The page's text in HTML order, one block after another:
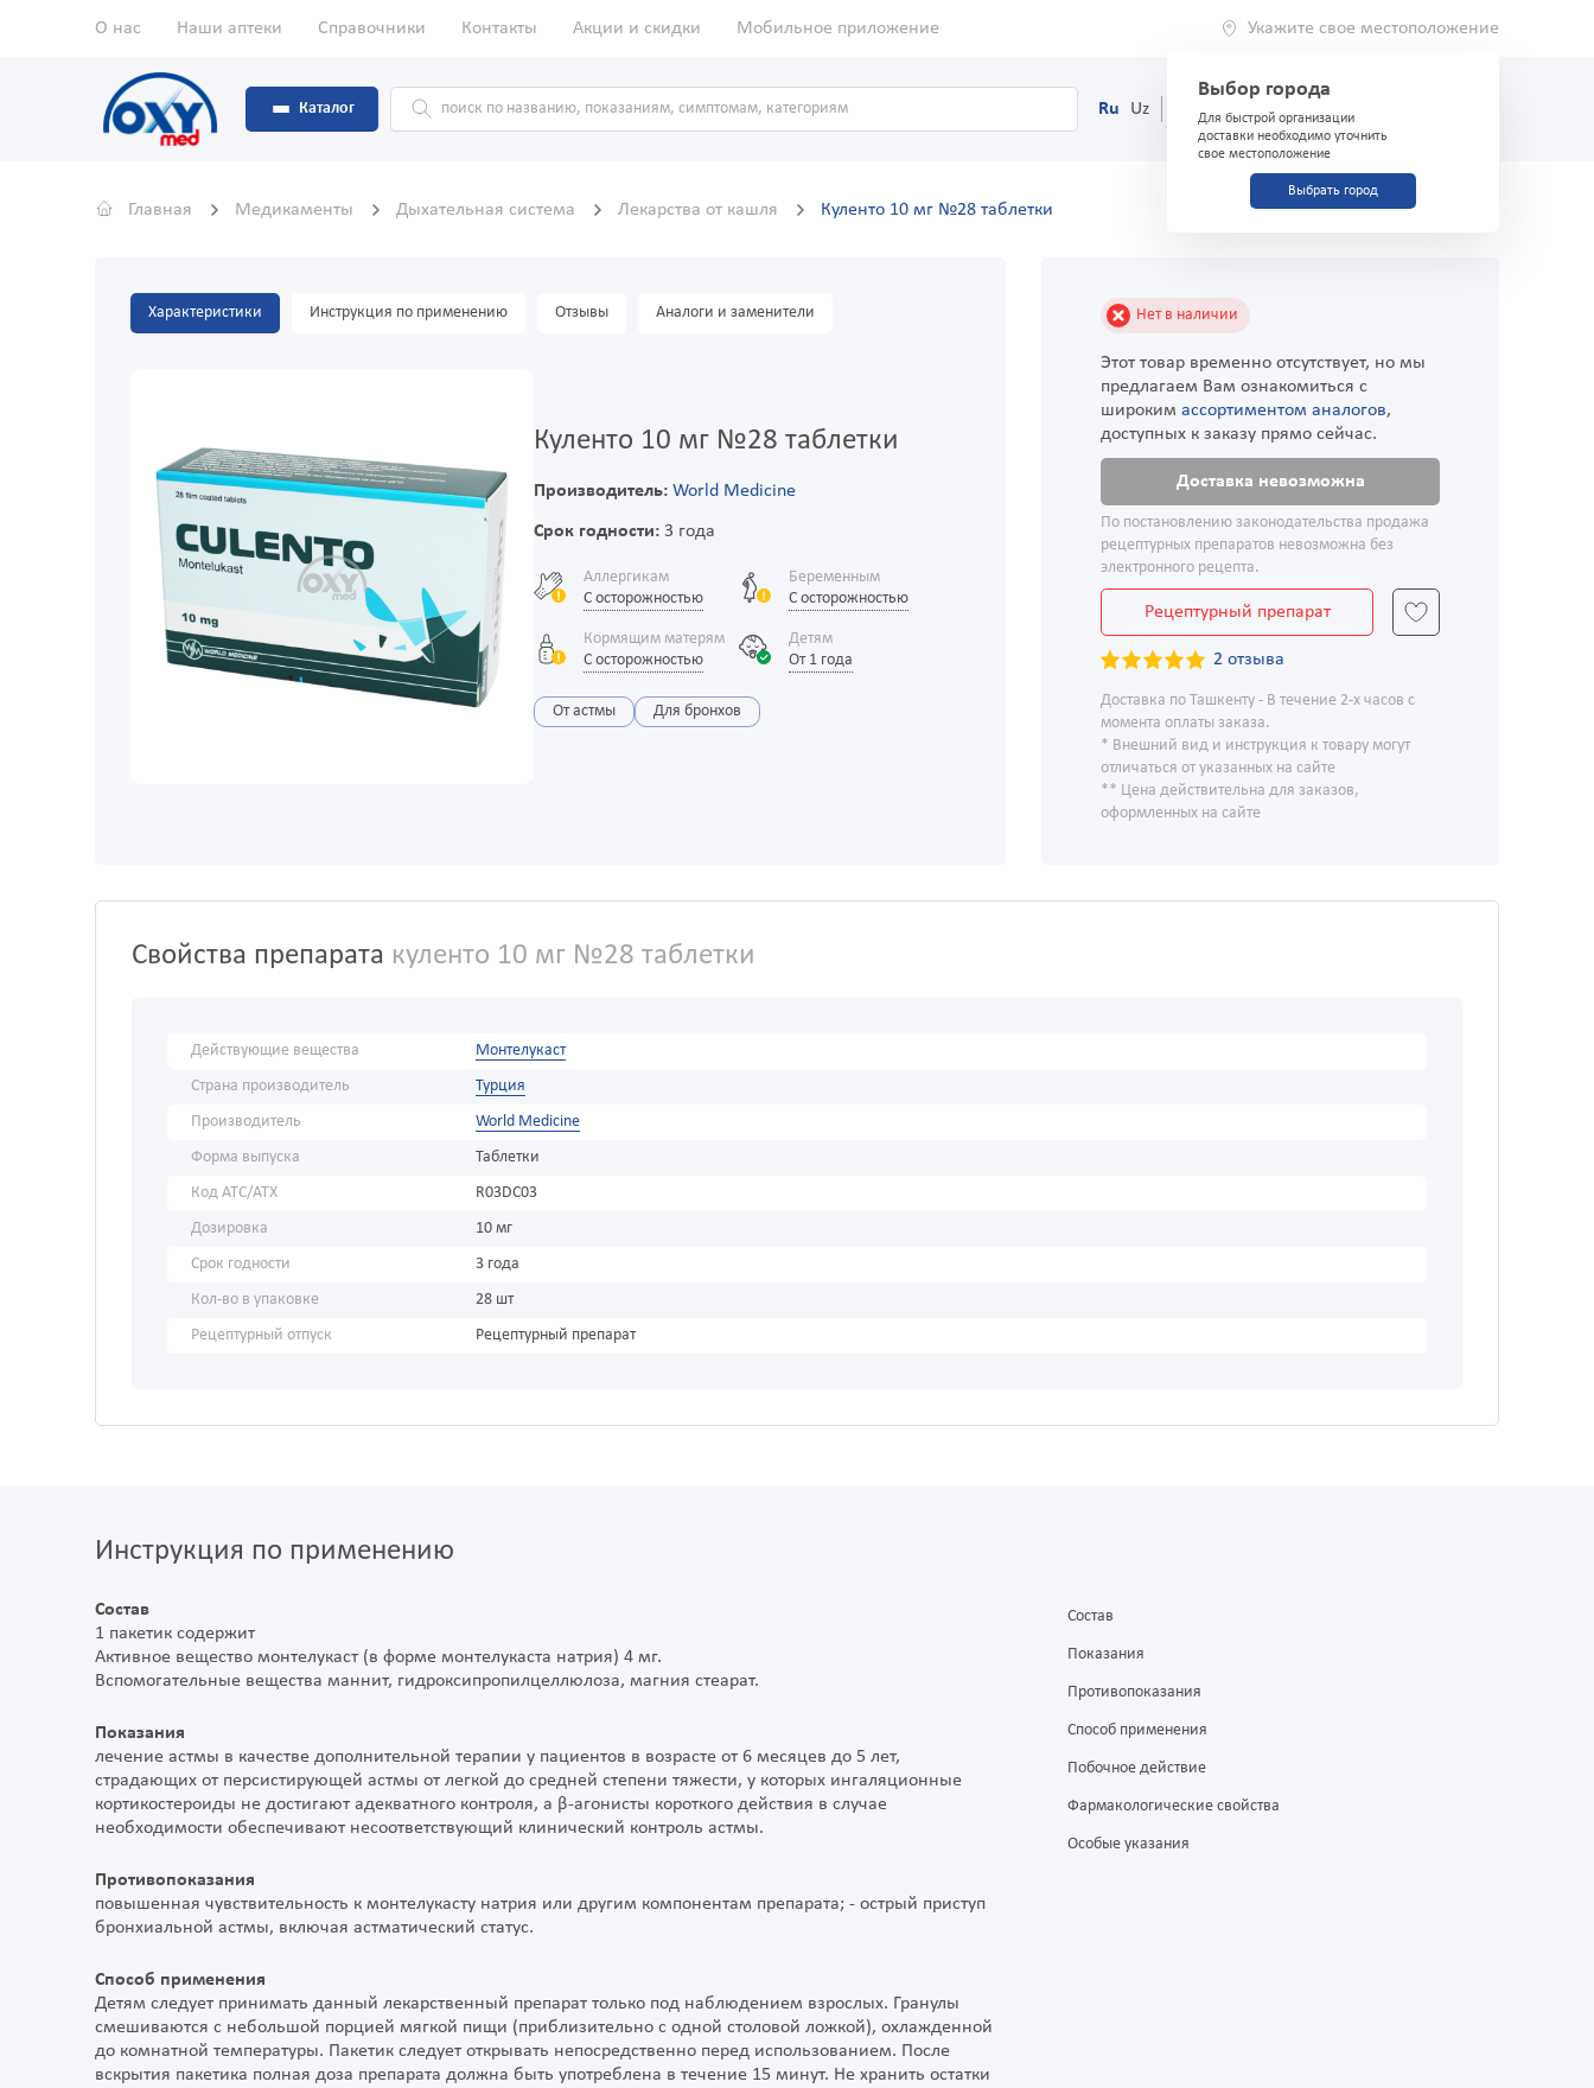
О нас Наши аптеки Справочники Контакты Акции и скидки Мобильное приложение Укажите свое местоположение
Выбор города
Для быстрой организации
доставки необходимо уточнить
свое местоположение
Выбрать город
Каталог Ru Uz (71) 200-03-03
Главная Медикаменты Дыхательная система Лекарства от кашля Куленто 10 мг №28 таблетки
Характеристики Инструкция по применению Отзывы Аналоги и заменители
Куленто 10 мг №28 таблетки
Производитель: World Medicine
Срок годности:3 года
Аллергикам
С осторожностью
Беременным
С осторожностью
Кормящим матерям
С осторожностью
Детям
От 1 года
От астмы Для бронхов
Нет в наличии
Этот товар временно отсутствует, но мы
предлагаем Вам ознакомиться с
широким ассортиментом аналогов,
доступных к заказу прямо сейчас.
Доставка невозможна
По постановлению законодательства продажа
рецептурных препаратов невозможна без
электронного рецепта.
Рецептурный препарат
2 отзыва
Доставка по Ташкенту - В течение 2-х часов с
момента оплаты заказа.
* Внешний вид и инструкция к товару могут
отличаться от указанных на сайте
** Цена действительна для заказов,
оформленных на сайте
Свойства препарата куленто 10 мг №28 таблетки
Действующие вещества
Монтелукаст
Страна производитель
Турция
Производитель
World Medicine
Форма выпуска
Таблетки
Код АТС/ATX
R03DC03
Дозировка
10 мг
Срок годности
3 года
Кол-во в упаковке
28 шт
Рецептурный отпуск
Рецептурный препарат
Инструкция по применению
Состав
1 пакетик содержит
Активное вещество монтелукаст (в форме монтелукаста натрия) 4 мг.
Вспомогательные вещества маннит, гидроксипропилцеллюлоза, магния стеарат.
Показания
лечение астмы в качестве дополнительной терапии у пациентов в возрасте от 6 месяцев до 5 лет,
страдающих от персистирующей астмы от легкой до средней степени тяжести, у которых ингаляционные
кортикостероиды не достигают адекватного контроля, а β-агонисты короткого действия в случае
необходимости обеспечивают несоответствующий клинический контроль астмы.
Противопоказания
повышенная чувствительность к монтелукасту натрия или другим компонентам препарата; - острый приступ
бронхиальной астмы, включая астматический статус.
Способ применения
Детям следует принимать данный лекарственный препарат только под наблюдением взрослых. Гранулы
смешиваются с небольшой порцией мягкой пищи (приблизительно с одной столовой ложкой), охлажденной
до комнатной температуры. Пакетик следует открывать непосредственно перед использованием. После
вскрытия пакетика полная доза препарата должна быть употреблена в течение 15 минут. Не хранить остатки
Состав
Показания
Противопоказания
Способ применения
Побочное действие
Фармакологические свойства
Особые указания